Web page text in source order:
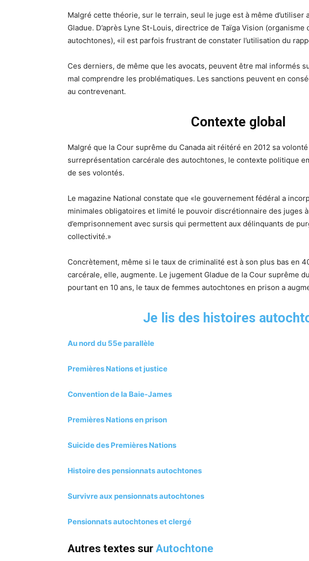
Malgré cette théorie, sur le terrain, seul le juge est à même d’utiliser
Gladue. D’après Lyne St-Louis, directrice de Taïga Vision
autochtones), «il est parfois frustrant de constater l’utilisation du
Ces derniers, de même que les avocats, peuvent être mal informés
mal comprendre les problématiques. Les sanctions peuvent en
au contrevenant.
Contexte global
Malgré que la Cour suprême du Canada ait réitéré en 2012 sa
surreprésentation carcérale des autochtones, le contexte politique
de ses volontés.
Le magazine National constate que «le gouvernement fédéral a
minimales obligatoires et limité le pouvoir discrétionnaire des juges
d’emprisonnement avec sursis qui permettent aux délinquants de
collectivité.»
Concrètement, même si le taux de criminalité est à son plus bas en
carcérale, elle, augmente. Le jugement Gladue de la Cour suprême
pourtant en 10 ans, le taux de femmes autochtones en prison a
Je lis des histoires
Au nord du 55e parallèle
Premières Nations et justice
Convention de la Baie-James
Premières Nations en prison
Suicide des Premières Nations
Histoire des pensionnats autochtones
Survivre aux pensionnats autochtones
Pensionnats autochtones et clergé
Autres textes sur Autochtone